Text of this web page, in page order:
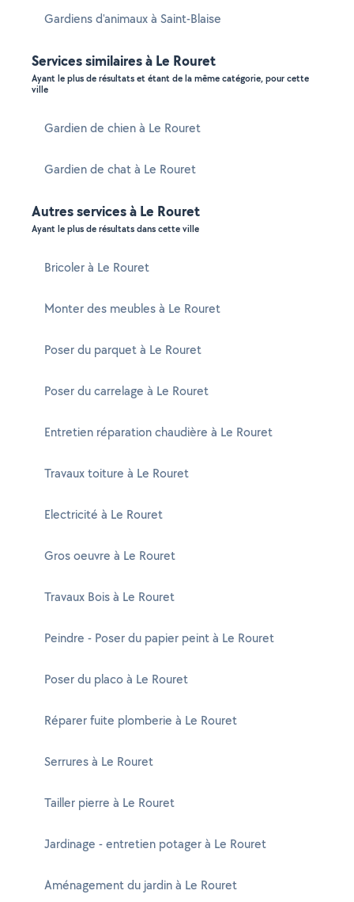
Gardiens d'animaux à Saint-Blaise
Services similaires à Le Rouret
Ayant le plus de résultats et étant de la même catégorie, pour cette
ville
Gardien de chien à Le Rouret
Gardien de chat à Le Rouret
Autres services à Le Rouret
Ayant le plus de résultats dans cette ville
Bricoler à Le Rouret
Monter des meubles à Le Rouret
Poser du parquet à Le Rouret
Poser du carrelage à Le Rouret
Entretien réparation chaudière à Le Rouret
Travaux toiture à Le Rouret
Electricité à Le Rouret
Gros oeuvre à Le Rouret
Travaux Bois à Le Rouret
Peindre - Poser du papier peint à Le Rouret
Poser du placo à Le Rouret
Réparer fuite plomberie à Le Rouret
Serrures à Le Rouret
Tailler pierre à Le Rouret
Jardinage - entretien potager à Le Rouret
Aménagement du jardin à Le Rouret